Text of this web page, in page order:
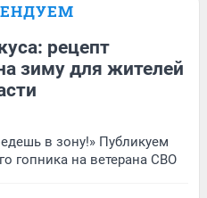
рецепт
зиму для жителей
в зону!» Публикуем
гопника на ветерана СВО